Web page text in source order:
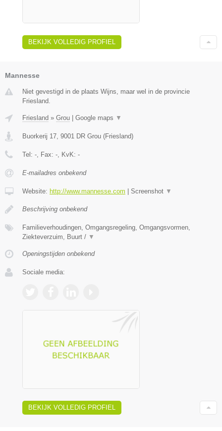
BEKIJK VOLLEDIG PROFIEL
Mannesse
Niet gevestigd in de plaats Wijns, maar wel in de provincie
Friesland.
Friesland » Grou Google maps ▼
Buorkerij 17, 9001 DR Grou (Friesland)
Tel: -, Fax: -, KvK: -
E-mailadres onbekend
Website: http://www.mannesse.com Screenshot ▼
Beschrijving onbekend
Familieverhoudingen, Omgangsregeling, Omgangsvormen,
Ziekteverzuim, Buurt / ▼
Openingstijden onbekend
Sociale media:
BEKIJK VOLLEDIG PROFIEL